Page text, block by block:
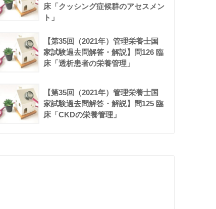
床「クッシング症候群のアセスメン
ト」
【第35回（2021年）管理栄養士国
家試験過去問解答・解説】問126 臨
床「透析患者の栄養管理」
【第35回（2021年）管理栄養士国
家試験過去問解答・解説】問125 臨
床「CKDの栄養管理」